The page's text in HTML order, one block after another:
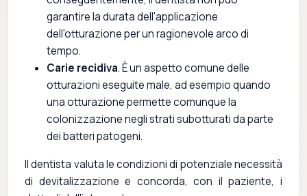
garantire la durata dell'applicazione
dell'otturazione per un ragionevole arco di
tempo.
Carie recidiva. È un aspetto comune delle
otturazioni eseguite male, ad esempio quando
una otturazione permette comunque la
colonizzazione negli strati subotturati da parte
dei batteri patogeni.
Il dentista valuta le condizioni di potenziale necessità
di devitalizzazione e concorda, con il paziente, i